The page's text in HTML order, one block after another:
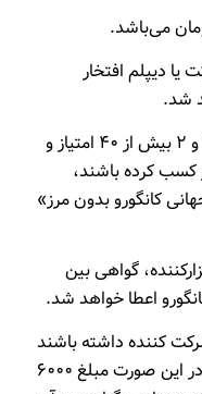
دیپلم افتخار
شد.
به شرکت کنندگانی که در گروه های ۱ و ۲ بیش از ۴۰ امتیاز و
۶ بیش از ۵۰ امتیاز کسب کرده باشند،
کانگورو بدون مرز»
گواهی بین
اعطا خواهد شد.
یا مراکزی که حداقل ۲۰ شرکت کننده داشته باشند
مسابقه در همان محل برگزار شده و در این صورت مبلغ ۶۰۰۰